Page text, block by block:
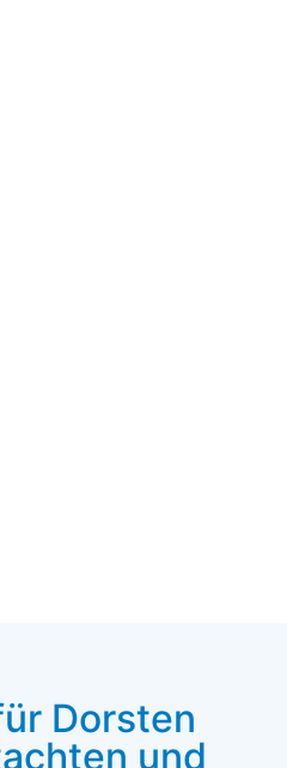
Dorsten
und